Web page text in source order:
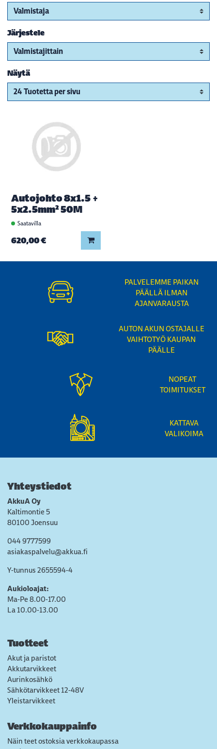
Järjestele
Näytä
Autojohto 8x1.5 +
5x2.5mm² 50M
Saatavilla
620,00 € Lisää koriin
PALVELEMME PAIKAN
PÄÄLLÄ ILMAN
AJANVARAUSTA
AUTON AKUN OSTAJALLE
VAIHTOTYÖ KAUPAN
PÄÄLLE
NOPEAT
TOIMITUKSET
KATTAVA
VALIKOIMA
Yhteystiedot
AkkuA Oy
Kaltimontie 5
80100 Joensuu
044 9777599
asiakaspalvelu@akkua.fi
Y-tunnus 2655594-4
Aukioloajat:
Ma-Pe 8.00-17.00
La 10.00-13.00
Tuotteet
Akut ja paristot
Akkutarvikkeet
Aurinkosähkö
Sähkötarvikkeet 12-48V
Yleistarvikkeet
Verkkokauppainfo
Näin teet ostoksia verkkokaupassa